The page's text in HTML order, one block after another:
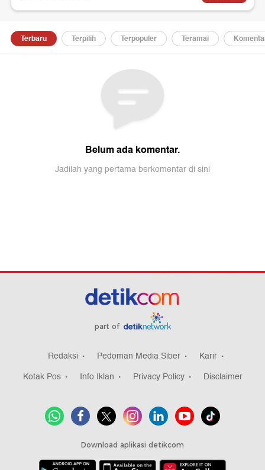
part of
Redaksi Pedoman Media Siber
Karir
Kotak Pos
Info Iklan Privacy Policy Disclaimer
Download aplikasi detikcom